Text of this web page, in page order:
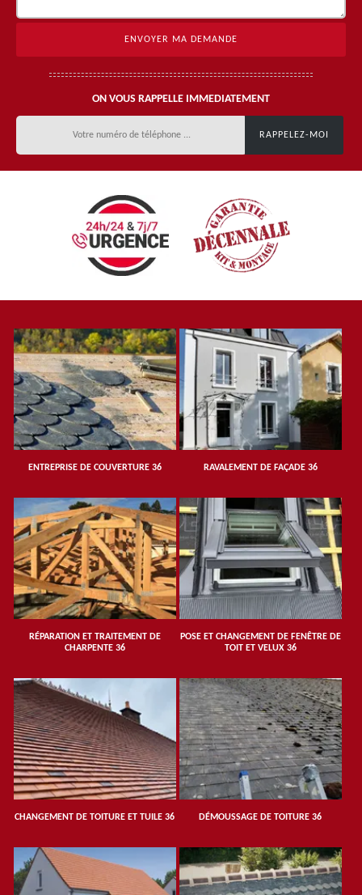
ON VOUS RAPPELLE IMMEDIATEMENT
ENTREPRISE DE COUVERTURE 36 RAVALEMENT DE FAÇADE 36
RÉPARATION ET TRAITEMENT DE
CHARPENTE 36
POSE ET CHANGEMENT DE FENÊTRE DE
TOIT ET VELUX 36
CHANGEMENT DE TOITURE ET TUILE 36 DÉMOUSSAGE DE TOITURE 36